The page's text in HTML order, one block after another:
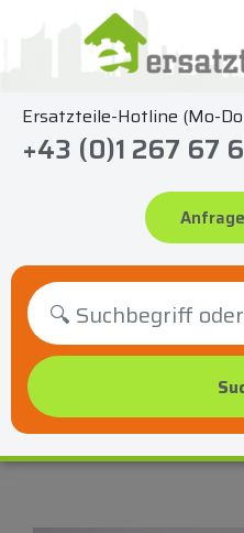
springen
Ersatzteile-Hotline (Mo-Do
+43 (0)1 267 67